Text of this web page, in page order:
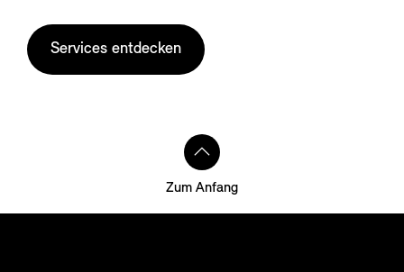
Services entdecken
Zum Anfang